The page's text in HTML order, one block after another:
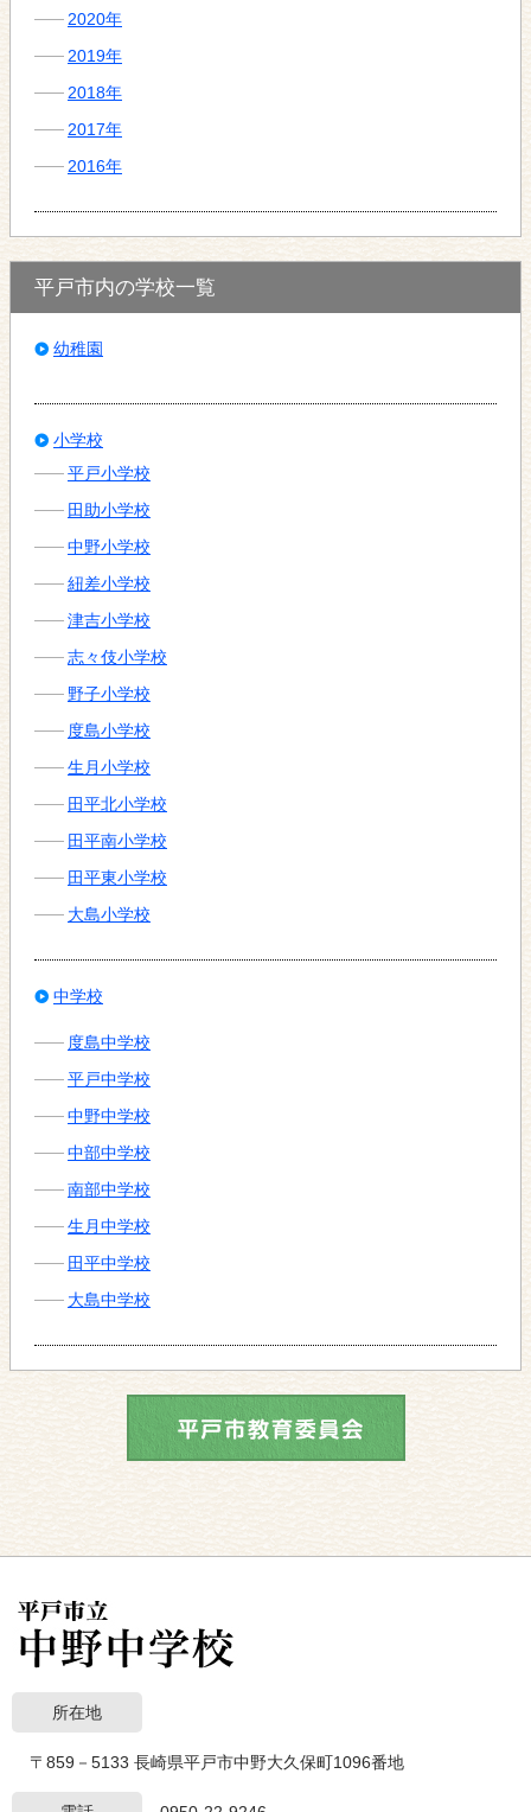
2020年
2019年
2018年
2017年
2016年
平戸市内の学校一覧
幼稚園
小学校
平戸小学校
田助小学校
中野小学校
紐差小学校
津吉小学校
志々伎小学校
野子小学校
度島小学校
生月小学校
田平北小学校
田平南小学校
田平東小学校
大島小学校
中学校
度島中学校
平戸中学校
中野中学校
中部中学校
南部中学校
生月中学校
田平中学校
大島中学校
所在地
〒859－5133 長崎県平戸市中野大久保町1096番地